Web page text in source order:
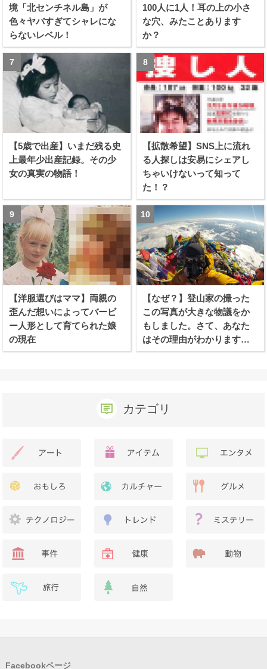
境「北センチネル島」が
色々ヤバすぎてシャレにな
らないレベル！
100人に1人！耳の上の小さ
な穴、みたことあります
か？
【5歳で出産】いまだ残る史
上最年少出産記録。その少
女の真実の物語！
【拡散希望】SNS上に流れ
る人探しは安易にシェアし
ちゃいけないって知って
た！？
【洋服選びはママ】両親の
歪んだ想いによってバービ
ー人形として育てられた娘
の現在
【なぜ？】登山家の撮った
この写真が大きな物議をか
もしました。さて、あなた
はその理由がわかります
か？
カテゴリ
Facebookページ